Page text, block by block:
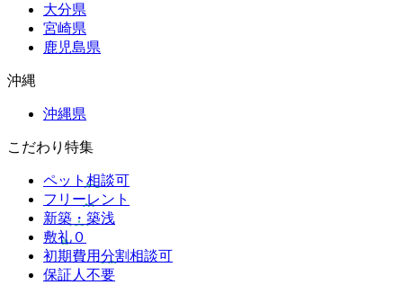
大分県
宮崎県
鹿児島県
沖縄
沖縄県
こだわり特集
ペット相談可
フリーレント
新築・築浅
敷礼０
初期費用分割相談可
保証人不要